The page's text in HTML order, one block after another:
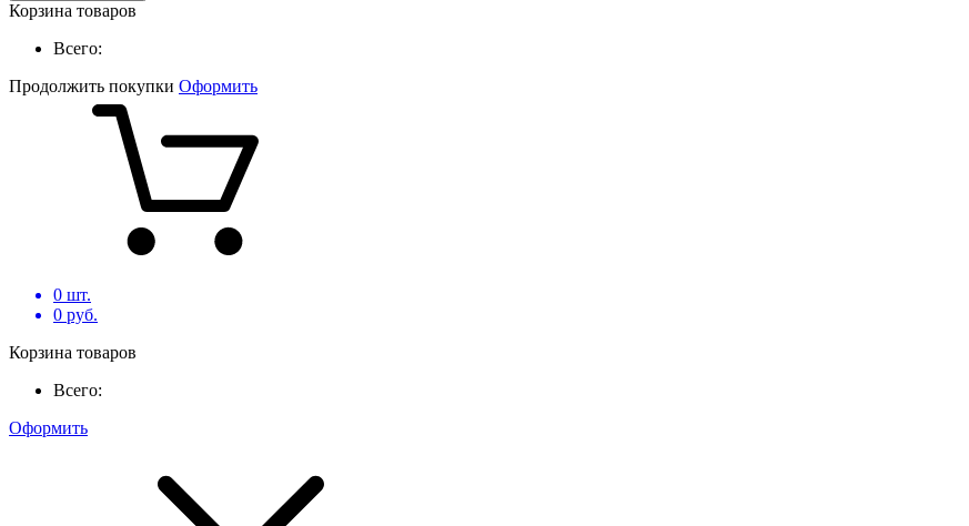
Корзина товаров
Всего:
Продолжить покупки Оформить
0 шт.
0 руб.
Корзина товаров
Всего:
Оформить